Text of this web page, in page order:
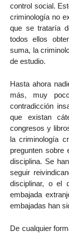
control social.
criminología no
que se trataría
todos ellos
suma, la
de estudio.
Hasta ahora
más, muy
contradicción
que existan
congresos y
la criminología
pregunten sobre
disciplina. Se
seguir
disciplinar, o el
embajada
embajadas han
De cualquier